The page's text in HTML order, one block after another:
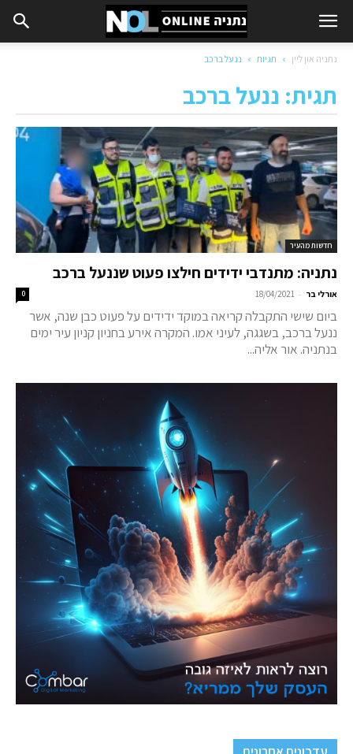
נתניה און ליין תגיות ננעל ברכב
תגית: ננעל ברכב
חדשות מהעיר
נתניה: מתנדבי ידידים חילצו פעוט שננעל ברכב
אורלי בר -
18/04/2021
0
ביום שישי התקבלה קריאה במוקד ידידים על פעוט כבן שנה, אשר
ננעל ברכב, בשגגה, לעיני אמו. המקרה אירע בחניון קניון עיר ימים
בנתניה. אור אליה...